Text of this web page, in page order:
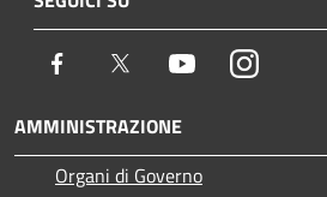
Facebook Twitter YoutubeInstagram
AMMINISTRAZIONE
Organi di Governo